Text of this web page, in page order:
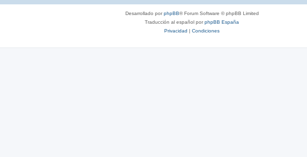
Desarrollado porphpBB® Forum Software © phpBB Limited
Traducción al español porphpBB España
Privacidad | Condiciones